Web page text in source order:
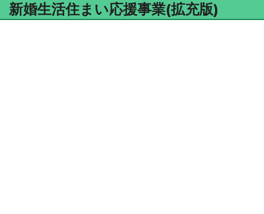
新婚生活住まい応援事業(拡充版)